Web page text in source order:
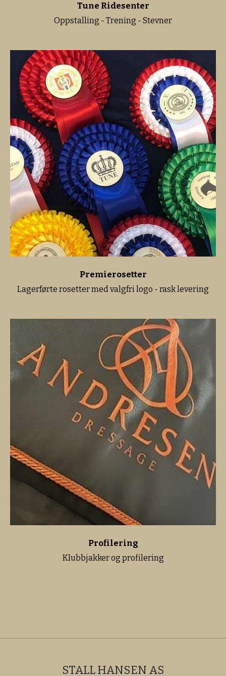
Tune Ridesenter
Oppstalling - Trening - Stevner
Premierosetter
Lagerførte rosetter med valgfri logo - rask levering
Profilering
Klubbjakker og profilering
STALL HANSEN AS